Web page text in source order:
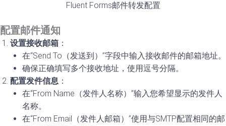
Fluent Forms邮件转发配置
配置邮件通知
设置接收邮箱 ：
在“Send To（发送到）”字段中输入接收邮件的邮箱地址。
确保正确填写多个接收地址，使用逗号分隔。
配置发件信息 ：
在“From Name（发件人名称）”输入您希望显示的发件人
名称。
在“From Email（发件人邮箱）”使用与SMTP配置相同的邮